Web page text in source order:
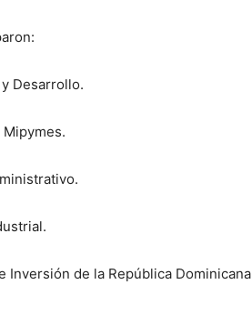
Desarrollo.
de la República Dominicana